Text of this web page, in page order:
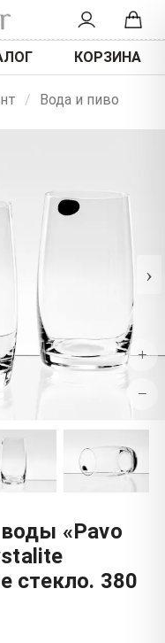
КОРЗИНА
/ Вода и пиво
›
+
−
«Pavo
стекло. 380